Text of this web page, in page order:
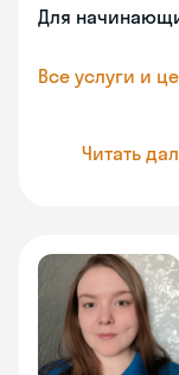
Для
Все услуги и
Читать